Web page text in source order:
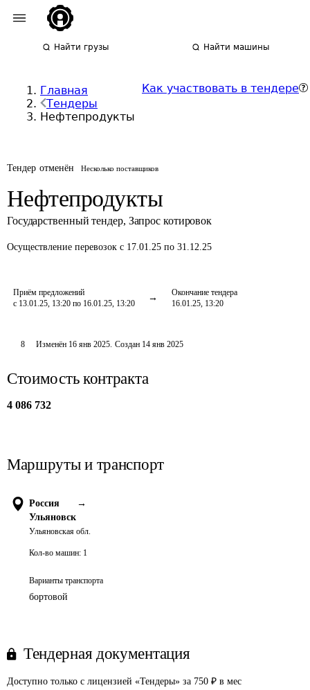
Найти грузы Найти машины
Главная
Тендеры
Нефтепродукты
Как участвовать в тендере
Тендер отменён Несколько поставщиков
Нефтепродукты
Государственный тендер, Запрос котировок
Осуществление перевозок с 17.01.25 по 31.12.25
Приём предложений
с 13.01.25, 13:20 по 16.01.25, 13:20
Окончание тендера
16.01.25, 13:20
8 Изменён 16 янв 2025. Создан 14 янв 2025
Стоимость контракта
4 086 732
Маршруты и транспорт
Россия
→
Ульяновск
Ульяновская обл.
Кол-во машин: 1
Варианты транспорта
бортовой
Тендерная документация
Доступно только с лицензией «Тендеры» за 750 ₽ в мес